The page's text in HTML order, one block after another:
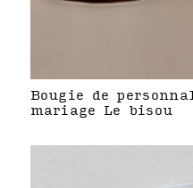
Bougie de
mariage Le bisou